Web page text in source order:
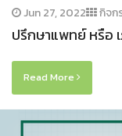
Jun 27, 2022 กิจก
ปรึกษาแพทย์ หรือ
Read More